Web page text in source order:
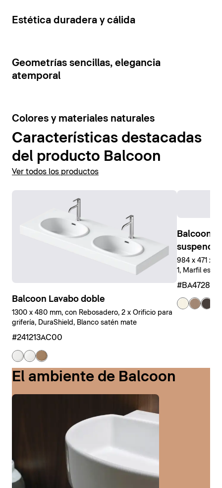
combinación de colores contrastantes.
Mostrar muebles de baño
5
Estética duradera y cálida
7
Geometrías sencillas, elegancia
atemporal
6
Colores y materiales naturales
Características destacadas
del producto Balcoon
Ver todos los productos
Balcoon Lavabo doble
1300 x 480 mm, con Rebosadero, 2 x Orificio para
grifería, DuraShield, Blanco satén mate
#241213AC00
Balcoon
984 x 471 x
1, Marfil
El ambiente de Balcoon